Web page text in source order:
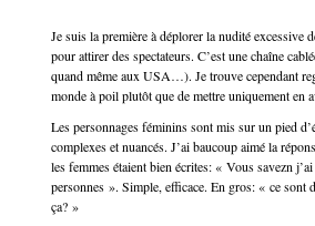
Je suis la première à déplorer la nudité excessive
pour attirer des spectateurs. C’est une chaîne
quand même aux USA…). Je trouve cependant
monde à poil plutôt que de mettre uniquement en
Les personnages féminins sont mis sur un pied
complexes et nuancés. J’ai baucoup aimé la
les femmes étaient bien écrites: « Vous savezn
personnes ». Simple, efficace. En gros: « ce sont
ça? »